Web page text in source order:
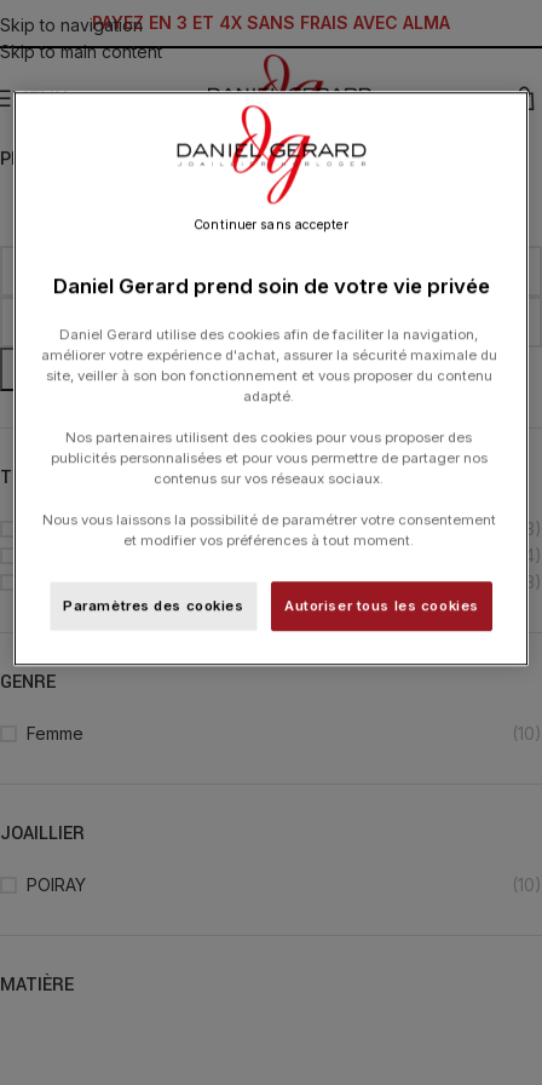
Skip to navigation
Skip to main content
PAYEZ EN 3 ET 4X SANS FRAIS AVEC ALMA
MENU
PRIX
FILTRER
TYPOLOGIE
Bague
(3)
(4)
(3)
GENRE
Femme (10)
JOAILLIER
POIRAY (10)
MATIÈRE
Daniel Gerard prend soin de votre vie privée
Daniel Gerard utilise des cookies afin de faciliter la navigation,
améliorer votre expérience d'achat, assurer la sécurité maximale du
site, veiller à son bon fonctionnement et vous proposer du contenu
adapté.
Nos partenaires utilisent des cookies pour vous proposer des
publicités personnalisées et pour vous permettre de partager nos
contenus sur vos réseaux sociaux.
Nous vous laissons la possibilité de paramétrer votre consentement
et modifier vos préférences à tout moment.
Paramètres des cookies Autoriser tous les cookies
Continuer sans accepter